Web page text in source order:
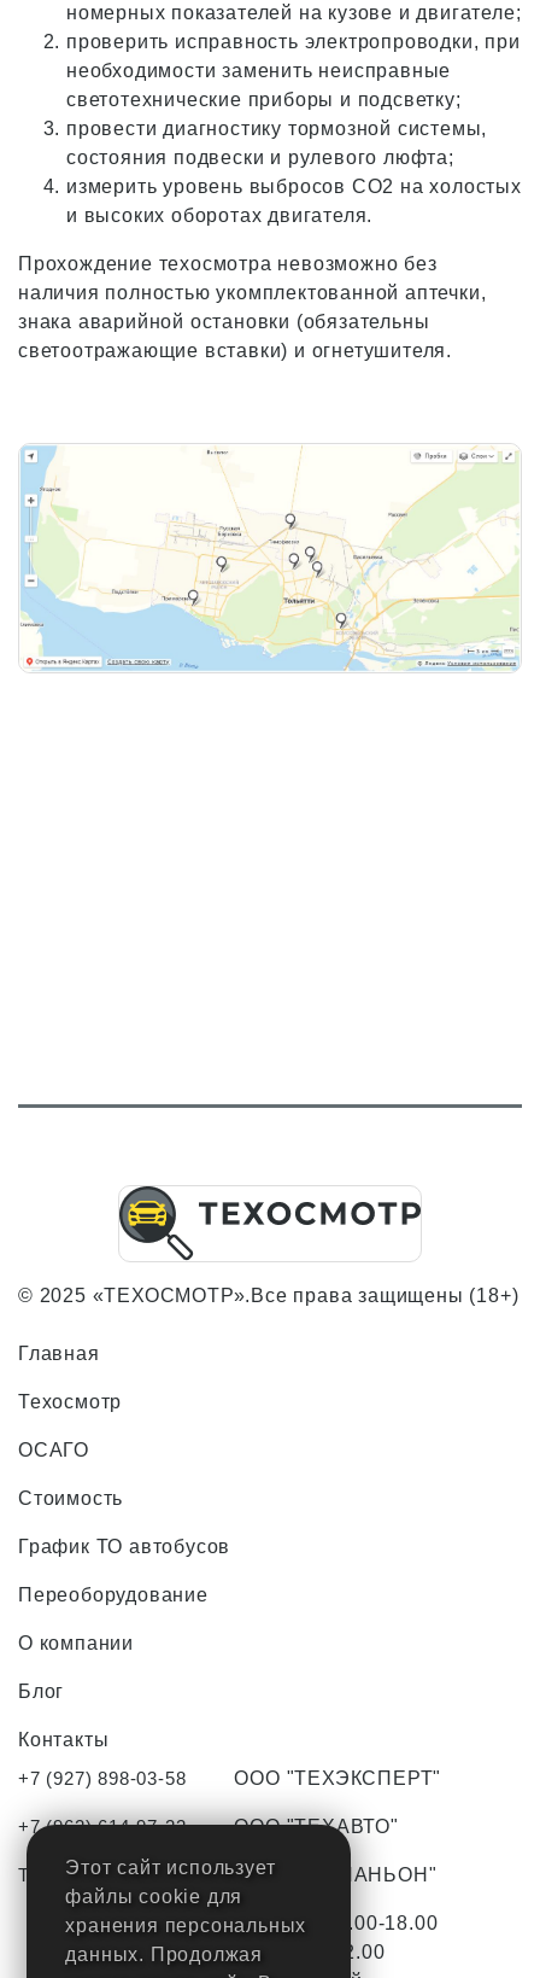
номерных показателей на кузове и двигателе;
проверить исправность электропроводки, при
необходимости заменить неисправные
светотехнические приборы и подсветку;
провести диагностику тормозной системы,
состояния подвески и рулевого люфта;
измерить уровень выбросов СО2 на холостых
и высоких оборотах двигателя.
Прохождение техосмотра невозможно без
наличия полностью укомплектованной аптечки,
знака аварийной остановки (обязательны
светоотражающие вставки) и огнетушителя.
© 2025 «ТЕХОСМОТР».Все права защищены (18+)
Главная
Техосмотр
ОСАГО
Стоимость
График ТО автобусов
Переоборудование
О компании
Блог
Контакты
+7 (927) 898-03-58
+7 (962) 614-97-22
TO-tlt63@yandex.ru
ООО "ТЕХЭКСПЕРТ"
ООО "ТЕХАВТО"
ООО "КОМПАНЬОН"
С Пн-Пт с 9.00-18.00
Сб с 9.00-12.00
Этот сайт использует
файлы cookie для
хранения персональных
данных. Продолжая